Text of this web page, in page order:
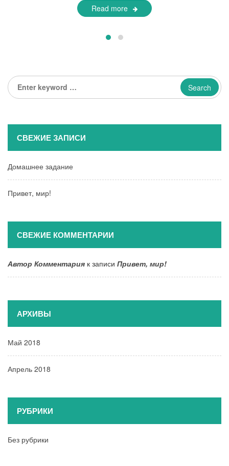
Read more
Enter
keyword
СВЕЖИЕ ЗАПИСИ
Домашнее задание
Привет, мир!
СВЕЖИЕ КОММЕНТАРИИ
Автор Комментария к записи Привет, мир!
АРХИВЫ
Май 2018
Апрель 2018
РУБРИКИ
Без рубрики